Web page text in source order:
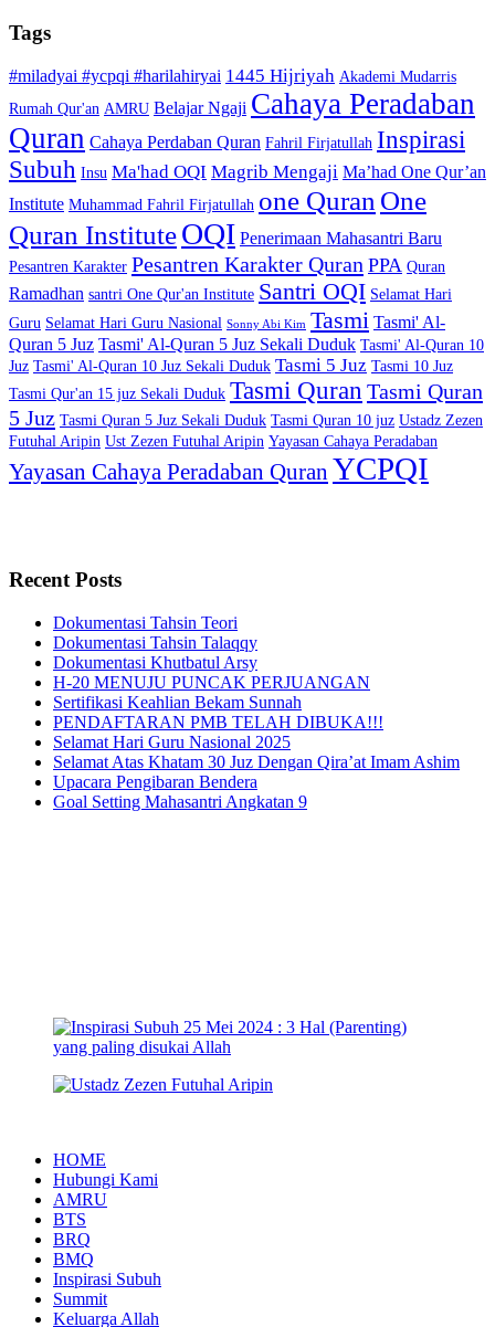
Tags
#miladyai #ycpqi #harilahiryai 1445 Hijriyah Akademi Mudarris
Rumah Qur'an AMRU Belajar Ngaji Cahaya Peradaban
Quran Cahaya Perdaban Quran Fahril Firjatullah Inspirasi
Subuh Insu Ma'had OQI Magrib Mengaji Ma’had One Qur’an
Institute Muhammad Fahril Firjatullah one Quran One
Quran InstituteOQI Penerimaan Mahasantri Baru
Pesantren Karakter Pesantren Karakter Quran PPA Quran
Ramadhan santri One Qur'an Institute Santri OQI Selamat Hari
Guru Selamat Hari Guru Nasional Sonny Abi Kim Tasmi Tasmi' Al-
Quran 5 Juz Tasmi' Al-Quran 5 Juz Sekali Duduk Tasmi' Al-Quran 10
Juz Tasmi' Al-Quran 10 Juz Sekali Duduk Tasmi 5 Juz Tasmi 10 Juz
Tasmi Qur'an 15 juz Sekali Duduk Tasmi Quran Tasmi Quran
5 Juz Tasmi Quran 5 Juz Sekali Duduk Tasmi Quran 10 juz Ustadz Zezen
Futuhal Aripin Ust Zezen Futuhal Aripin Yayasan Cahaya Peradaban
Yayasan Cahaya Peradaban Quran YCPQI
Recent Posts
Dokumentasi Tahsin Teori
Dokumentasi Tahsin Talaqqy
Dokumentasi Khutbatul Arsy
H-20 MENUJU PUNCAK PERJUANGAN
Sertifikasi Keahlian Bekam Sunnah
PENDAFTARAN PMB TELAH DIBUKA!!!
Selamat Hari Guru Nasional 2025
Selamat Atas Khatam 30 Juz Dengan Qira’at Imam Ashim
Upacara Pengibaran Bendera
Goal Setting Mahasantri Angkatan 9
HOME
Hubungi Kami
AMRU
BTS
BRQ
BMQ
Inspirasi Subuh
Summit
Keluarga Allah